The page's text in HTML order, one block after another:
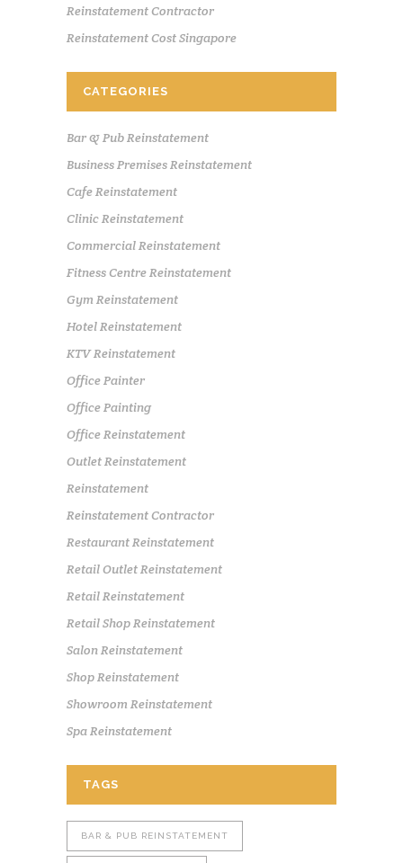
Reinstatement Contractor
Reinstatement Cost Singapore
CATEGORIES
Bar & Pub Reinstatement
Business Premises Reinstatement
Cafe Reinstatement
Clinic Reinstatement
Commercial Reinstatement
Fitness Centre Reinstatement
Gym Reinstatement
Hotel Reinstatement
KTV Reinstatement
Office Painter
Office Painting
Office Reinstatement
Outlet Reinstatement
Reinstatement
Reinstatement Contractor
Restaurant Reinstatement
Retail Outlet Reinstatement
Retail Reinstatement
Retail Shop Reinstatement
Salon Reinstatement
Shop Reinstatement
Showroom Reinstatement
Spa Reinstatement
TAGS
BAR & PUB REINSTATEMENT